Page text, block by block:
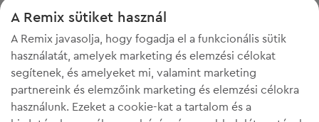
A Remix sütiket használ
A Remix javasolja, hogy fogadja el a funkcionális sütik
használatát, amelyek marketing és elemzési célokat
segítenek, és amelyeket mi, valamint marketing
partnereink és elemzőink marketing és elemzési célokra
használunk. Ezeket a cookie-kat a tartalom és a